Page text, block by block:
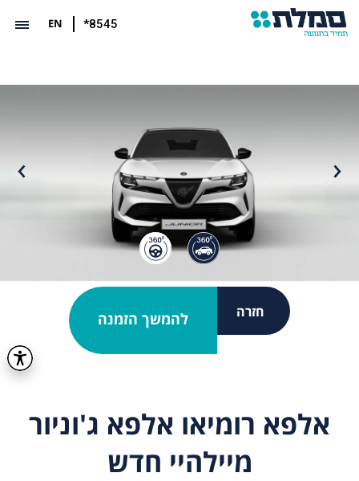
*8545
EN
חזרה להמשך הזמנה
אלפא רומיאו אלפא ג'וניור
מיילהיי חדש